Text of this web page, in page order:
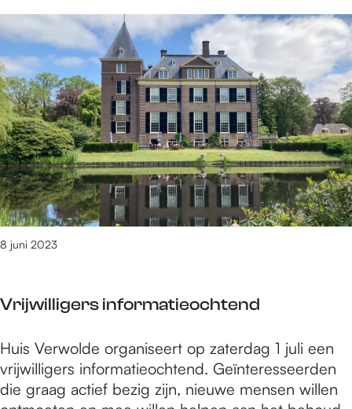
p
a
g
e
1
8
7
3
t
/
m
1
8
8
1
v
3
9
0
r
e
Vrijwilligers informatieochtend
8 juni 2023
V
r
i
Huis Verwolde organiseert op zaterdag 1 juli een
vrijwilligers informatieochtend. Geïnteresseerden
die graag actief bezig zijn, nieuwe mensen willen